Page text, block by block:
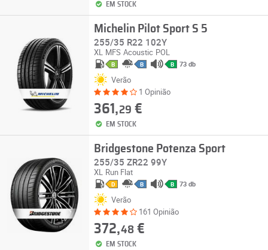
EM STOCK
Michelin Pilot Sport S 5
255/35 R22 102Y
XL MFS Acoustic POL
B B B 73 db
Verão
1 Opinião
361,29 €
EM STOCK
Bridgestone Potenza Sport
255/35 ZR22 99Y
XL Run Flat
D B B 73 db
Verão
161 Opinião
372,48€
EM STOCK